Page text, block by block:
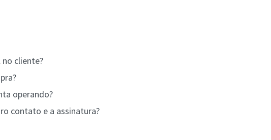
cliente?
operando?
contato e a assinatura?